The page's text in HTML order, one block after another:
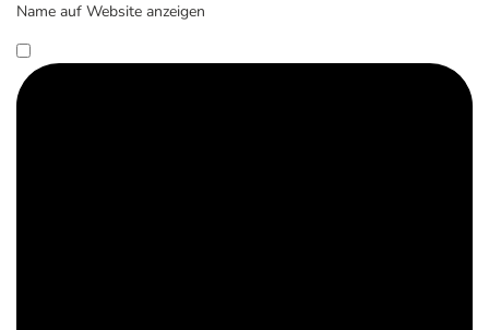
Name auf Website anzeigen